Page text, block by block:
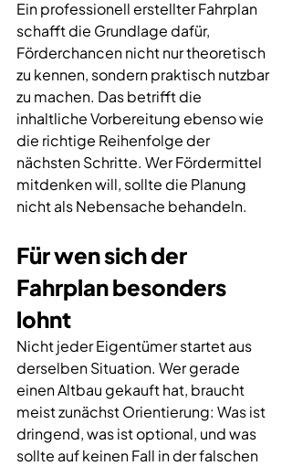
Ein professionell erstellter Fahrplan
schafft die Grundlage dafür,
Förderchancen nicht nur theoretisch
zu kennen, sondern praktisch nutzbar
zu machen. Das betrifft die
inhaltliche Vorbereitung ebenso wie
die richtige Reihenfolge der
nächsten Schritte. Wer Fördermittel
mitdenken will, sollte die Planung
nicht als Nebensache behandeln.
Für wen sich der
Fahrplan besonders
lohnt
Nicht jeder Eigentümer startet aus
derselben Situation. Wer gerade
einen Altbau gekauft hat, braucht
meist zunächst Orientierung: Was ist
dringend, was ist optional, und was
sollte auf keinen Fall in der falschen